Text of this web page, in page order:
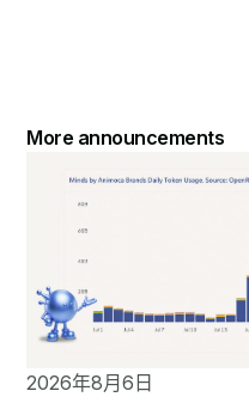
More announcements
2026年8月6日